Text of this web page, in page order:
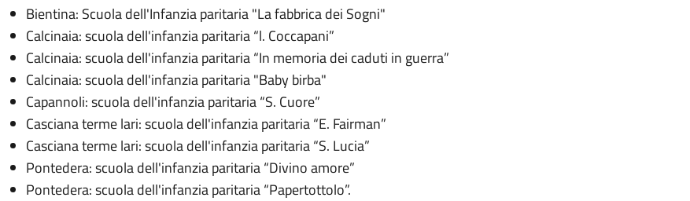
Bientina: Scuola dell'Infanzia paritaria "La fabbrica dei Sogni"
Calcinaia: scuola dell'infanzia paritaria “l. Coccapani”
Calcinaia: scuola dell'infanzia paritaria “In memoria dei caduti in guerra”
Calcinaia: scuola dell'infanzia paritaria "Baby birba"
Capannoli: scuola dell'infanzia paritaria “S. Cuore”
Casciana terme lari: scuola dell'infanzia paritaria “E. Fairman”
Casciana terme lari: scuola dell'infanzia paritaria “S. Lucia”
Pontedera: scuola dell'infanzia paritaria “Divino amore”
Pontedera: scuola dell'infanzia paritaria “Papertottolo”.